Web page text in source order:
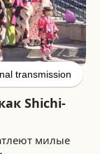
Shichi-
милые